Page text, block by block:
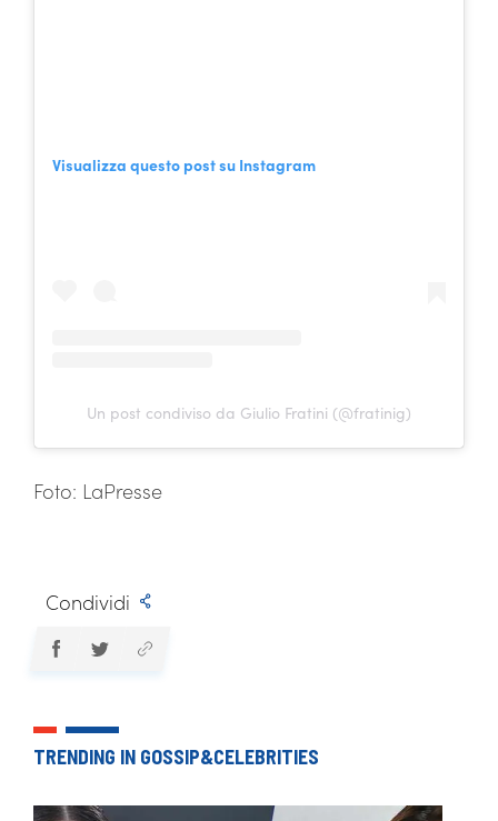
Visualizza questo post su Instagram
Un post condiviso da Giulio Fratini (@fratinig)
Foto: LaPresse
Condividi
TRENDING IN GOSSIP&CELEBRITIES